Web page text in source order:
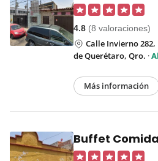
4.8 (8 valoraciones)
Calle Invierno
de Querétaro, Qro. ·
Más información
Buffet